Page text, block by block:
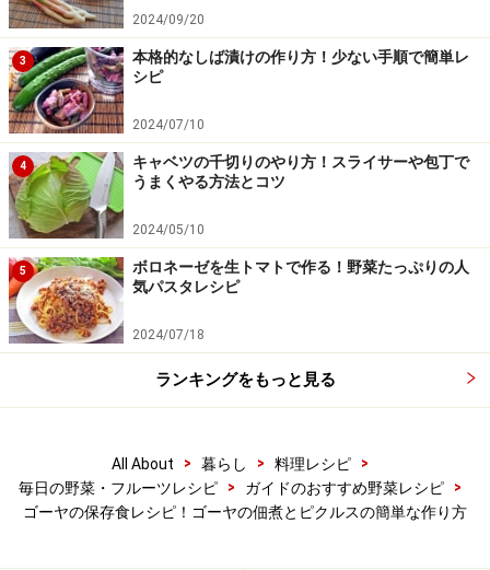
3
できあがり
水気がなくなったら、できあがりです。白いご飯のお供
におすすめです。
煮沸した瓶などにいれて、粗熱をとったら冷蔵庫で1ヶ
月保存できます。
2024/09/20
3
本格的なしば漬けの作り方！少ない手順で簡単レ
シピ
2024/07/10
4
キャベツの千切りのやり方！スライサーや包丁で
うまくやる方法とコツ
2024/05/10
5
ボロネーゼを生トマトで作る！野菜たっぷりの人
気パスタレシピ
2024/07/18
ランキングをもっと見る
All About > 暮らし > 料理レシピ
>
毎日の野菜・フルーツレシピ
> ガイドのおすすめ野菜レシピ
>
ゴーヤの保存食レシピ！ゴーヤの佃煮とピクルスの簡単な作り方